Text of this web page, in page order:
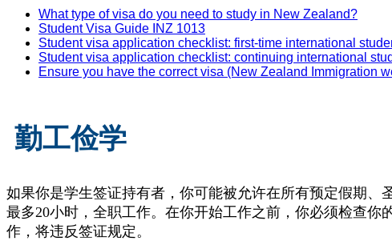
What type of visa do you need to study in New Zealand?
Student Visa Guide INZ 1013
Student visa application checklist: first-time international
Student visa application checklist: continuing international
Ensure you have the correct visa (New Zealand Immigration
勤工俭学
如果你是学生签证持有者，你可能被允许在所有预定假期、
最多20小时，全职工作。在你开始工作之前，你必须检查你
作，将违反签证规定。